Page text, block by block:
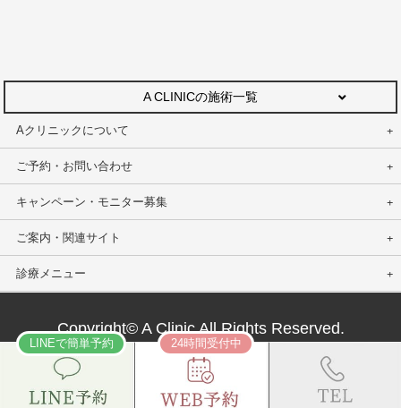
A CLINICの施術一覧
Aクリニックについて
ご予約・お問い合わせ
キャンペーン・モニター募集
ご案内・関連サイト
診療メニュー
LINEで簡単予約 24時間受付中
Copyright© A Clinic All Rights Reserved.